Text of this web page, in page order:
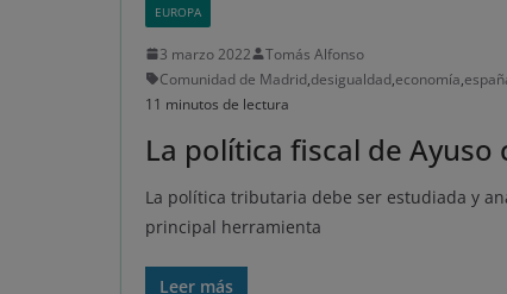
EUROPA
3 marzo 2022
Tomás Alfonso
Comunidad de Madrid,desigualdad,economía,
11 minutos de lectura
La política fiscal de
La política tributaria debe ser estudiada y
principal herramienta
Leer más